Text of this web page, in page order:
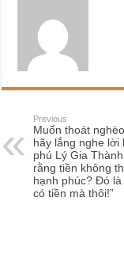
Previous
Muốn thoát
hãy lắng nghe lời
phú Lý Gia
rằng tiền không
hạnh phúc? Đó
có tiền mà thôi!”